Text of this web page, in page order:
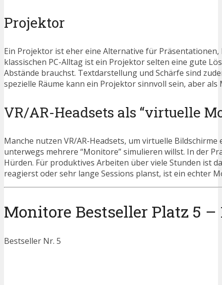
Projektor
Ein Projektor ist eher eine Alternative für
klassischen PC-Alltag ist ein Projektor selten eine gute
Abstände brauchst. Textdarstellung und Schärfe sind
spezielle Räume kann ein Projektor sinnvoll sein, aber
VR/AR-Headsets als “virtuelle
Manche nutzen VR/AR-Headsets, um virtuelle
unterwegs mehrere “Monitore” simulieren willst. In der
Hürden. Für produktives Arbeiten über viele Stunden ist
reagierst oder sehr lange Sessions planst, ist ein echter
Monitore Bestseller Platz 5 –
Bestseller Nr. 5